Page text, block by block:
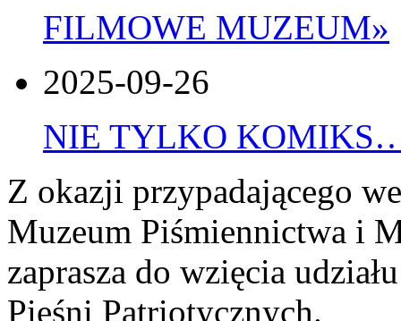
FILMOWE MUZEUM»
2025-09-26
NIE TYLKO
Z okazji przypadającego
Muzeum Piśmiennictwa i
zaprasza do wzięcia
Pieśni Patriotycznych.